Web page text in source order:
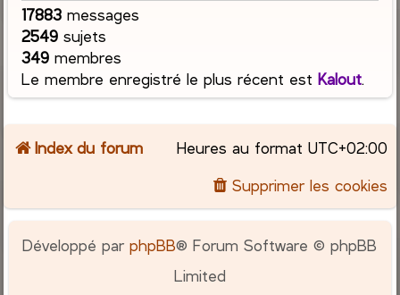
17883 messages
2549 sujets
349 membres
Le membre enregistré le plus récent estKalout.
Index du forum Heures au format UTC+02:00
Supprimer les cookies
Développé parphpBB® Forum Software © phpBB
Limited